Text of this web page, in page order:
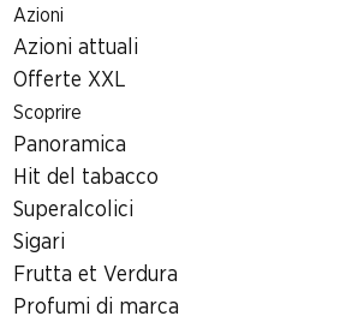
Azioni
Azioni attuali
Offerte XXL
Scoprire
Panoramica
Hit del tabacco
Superalcolici
Sigari
Frutta et Verdura
Profumi di marca
filiale
du fin du Craux 20, 1822 Chernex
Craux 20, 1822 Chernex